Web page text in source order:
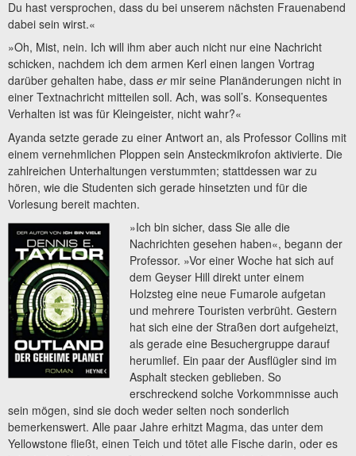
Du hast versprochen, dass du bei unserem nächsten Frauenabend
dabei sein wirst.«
»Oh, Mist, nein. Ich will ihm aber auch nicht nur eine Nachricht
schicken, nachdem ich dem armen Kerl einen langen Vortrag
darüber gehalten habe, dass er mir seine Planänderungen nicht in
einer Textnachricht mitteilen soll. Ach, was soll’s. Konsequentes
Verhalten ist was für Kleingeister, nicht wahr?«
Ayanda setzte gerade zu einer Antwort an, als Professor Collins mit
einem vernehmlichen Ploppen sein Ansteckmikrofon aktivierte. Die
zahlreichen Unterhaltungen verstummten; stattdessen war zu
hören, wie die Studenten sich gerade hinsetzten und für die
Vorlesung bereit machten.
»Ich bin sicher, dass Sie alle die
Nachrichten gesehen haben«, begann der
Professor. »Vor einer Woche hat sich auf
dem Geyser Hill direkt unter einem
Holzsteg eine neue Fumarole aufgetan
und mehrere Touristen verbrüht. Gestern
hat sich eine der Straßen dort aufgeheizt,
als gerade eine Besuchergruppe darauf
herumlief. Ein paar der Ausflügler sind im
Asphalt stecken geblieben. So
erschreckend solche Vorkommnisse auch
sein mögen, sind sie doch weder selten noch sonderlich
bemerkenswert. Alle paar Jahre erhitzt Magma, das unter dem
Yellowstone fließt, einen Teich und tötet alle Fische darin, oder es